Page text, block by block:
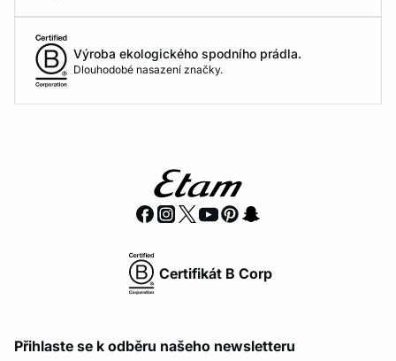
Výroba ekologického spodního prádla.
Dlouhodobé nasazení značky.
Certifikát B Corp
Přihlaste se k odběru našeho newsletteru